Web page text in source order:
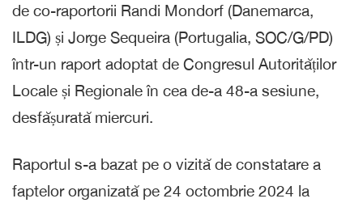
de co-raportorii Randi Mondorf (Danemarca,
ILDG) și Jorge Sequeira (Portugalia, SOC/G/PD)
într-un raport adoptat de Congresul Autorităților
Locale și Regionale în cea de-a 48-a sesiune,
desfășurată miercuri.
Raportul s-a bazat pe o vizită de constatare a
faptelor organizată pe 24 octombrie 2024 la